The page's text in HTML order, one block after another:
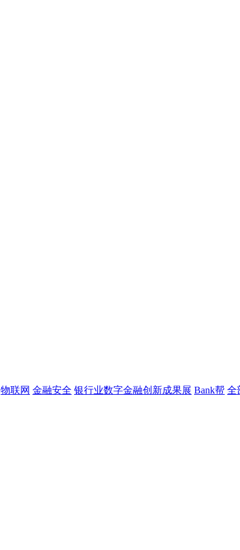
物联网 金融安全 银行业数字金融创新成果展 Bank帮 全